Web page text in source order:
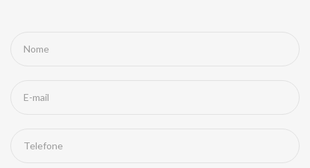
Nome
E-mail
Telefone